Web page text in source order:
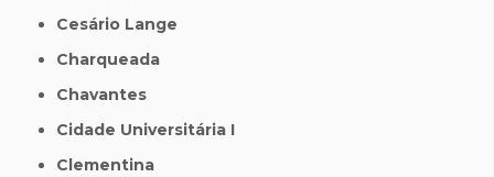
Cesário Lange
Charqueada
Chavantes
Cidade Universitária I
Clementina